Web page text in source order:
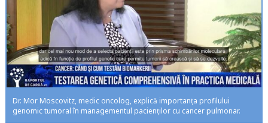
Dr. Mor Moscovitz, medic oncolog, explică importanța profilului
genomic tumoral în managementul pacienților cu cancer pulmonar.